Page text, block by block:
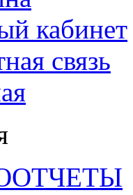
кабинет
связь